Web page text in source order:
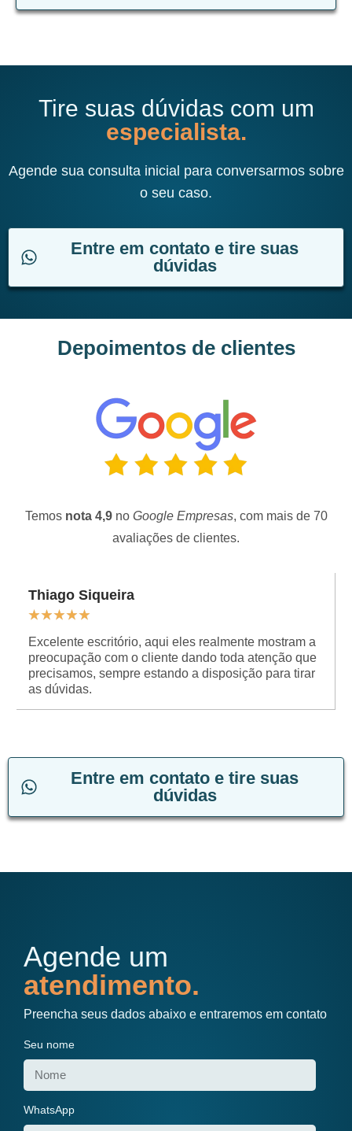
Tire suas dúvidas com um
especialista.
Agende sua consulta inicial para conversarmos sobre
o seu caso.
Entre em contato e tire suas
dúvidas
Depoimentos de clientes
Temos nota 4,9 no Google Empresas, com mais de 70
avaliações de clientes.
Thiago Siqueira
★★★★★
Excelente escritório, aqui eles realmente mostram a
preocupação com o cliente dando toda atenção que
precisamos, sempre estando a disposição para tirar
as dúvidas.
Entre em contato e tire suas
dúvidas
Agende um
atendimento.
Preencha seus dados abaixo e entraremos em contato
Seu nome
WhatsApp